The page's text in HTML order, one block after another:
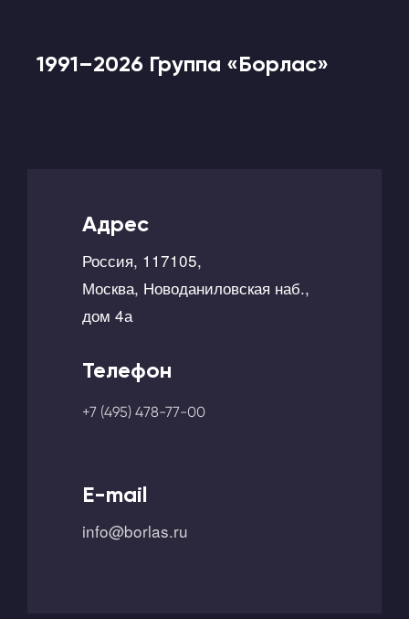
1991–2026 Группа «Борлас»
Адрес
Россия, 117105,
Москва, Новоданиловская наб.,
дом 4а
Телефон
+7 (495) 478-77-00
E-mail
info@borlas.ru